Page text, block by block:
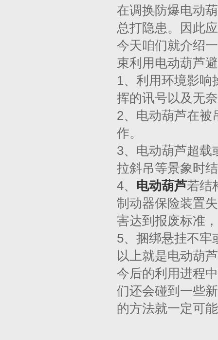
在调换防爆电动
总打隐患。因此
今天咱们就介绍
束利用电动葫芦
1、利用环境影响
挥的讯号以及无
2、电动葫芦在被
作。
3、电动葫芦超载
拉斜吊等景象时
4、 电动葫芦若结
制动器保险装置
害达到报废标准
5、捆绑悬挂不牢
以上就是电动葫
今后的利用进程
们还会碰到一些
的方法就一定可